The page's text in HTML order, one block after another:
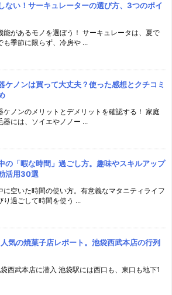
ない！サーキュレーターの選び方、3つのポイ
能があるモノを選ぼう！ サーキュレータは、夏で
も季節に限らず、冷房や ...
ケノンは買って大丈夫？使った感想とクチコミ
ケノンのメリットとデメリットを確認する！ 家庭
器には、ソイエやノノー ...
の「暇な時間」過ごし方。趣味やスキルアップ
活用30選
に空いた時間の使い方。有意義なマタニティライフ
り過ごして時間を使う ...
気の焼菓子店レポート。池袋西武本店の行列
西武本店に潜入 池袋駅には西口も、東口も地下1